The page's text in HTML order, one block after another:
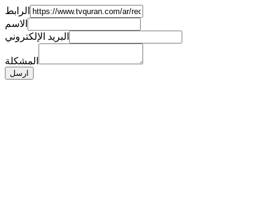
الرابط
الاسم
البريد الإلكتروني
المشكلة
ارسل